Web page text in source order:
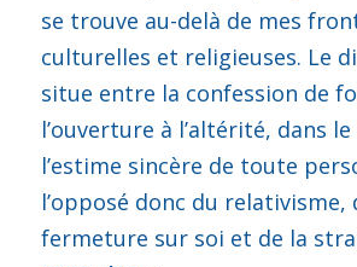
se trouve au-delà de mes
culturelles et religieuses. Le
situe entre la confession de
l’ouverture à l’altérité, dans
l’estime sincère de toute
l’opposé donc du relativisme,
fermeture sur soi et de la